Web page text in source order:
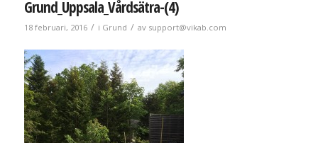
Grund_Uppsala_Vårdsätra-(4)
18 februari, 2016 / i Grund / av support@vikab.com